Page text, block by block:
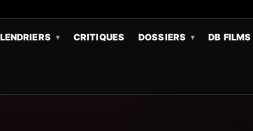
CRITIQUES DOSSIERS DB FILMS